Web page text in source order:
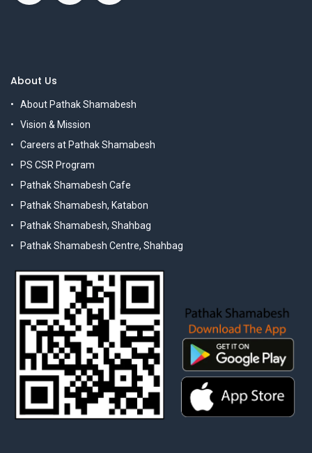
About Us
About Pathak Shamabesh
Vision & Mission
Careers at Pathak Shamabesh
PS CSR Program
Pathak Shamabesh Cafe
Pathak Shamabesh, Katabon
Pathak Shamabesh, Shahbag
Pathak Shamabesh Centre, Shahbag